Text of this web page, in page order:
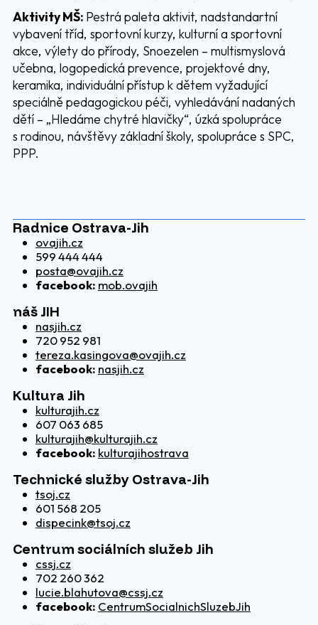
Aktivity MŠ: Pestrá paleta aktivit, nadstandartní
vybavení tříd, sportovní kurzy, kulturní a sportovní
akce, výlety do přírody, Snoezelen – multismyslová
učebna, logopedická prevence, projektové dny,
keramika, individuální přístup k dětem vyžadující
speciálně pedagogickou péči, vyhledávání nadaných
dětí – „Hledáme chytré hlavičky“, úzká spolupráce
s rodinou, návštěvy základní školy, spolupráce s SPC,
PPP.
Radnice Ostrava-Jih
ovajih.cz
599 444 444
posta@ovajih.cz
facebook: mob.ovajih
náš JIH
nasjih.cz
720 952 981
tereza.kasingova@ovajih.cz
facebook: nasjih.cz
Kultura Jih
kulturajih.cz
607 063 685
kulturajih@kulturajih.cz
facebook: kulturajihostrava
Technické služby Ostrava-Jih
tsoj.cz
601 568 205
dispecink@tsoj.cz
Centrum sociálních služeb Jih
cssj.cz
702 260 362
lucie.blahutova@cssj.cz
facebook: CentrumSocialnichSluzebJih